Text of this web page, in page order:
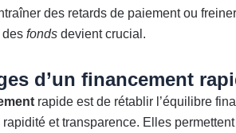
des retards de paiement ou
des fonds devient crucial.
d’un financement
rapide est de rétablir l’équilibre
et transparence. Elles